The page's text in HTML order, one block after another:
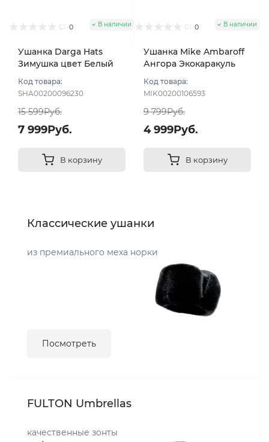
0 В наличии
Ушанка Darga Hats
Зимушка цвет Белый
Код товара:
SHA00200096230
15 599Руб.
7 999Руб.
В корзину
0 В наличии
Ушанка Mike Ambaroff
Ангора Экокаракуль
UNI
Код товара:
MIK00200106593
9 799Руб.
4 999Руб.
В корзину
Классические ушанки
из премиального меха норки
Посмотреть
FULTON Umbrellas
качественные зонты